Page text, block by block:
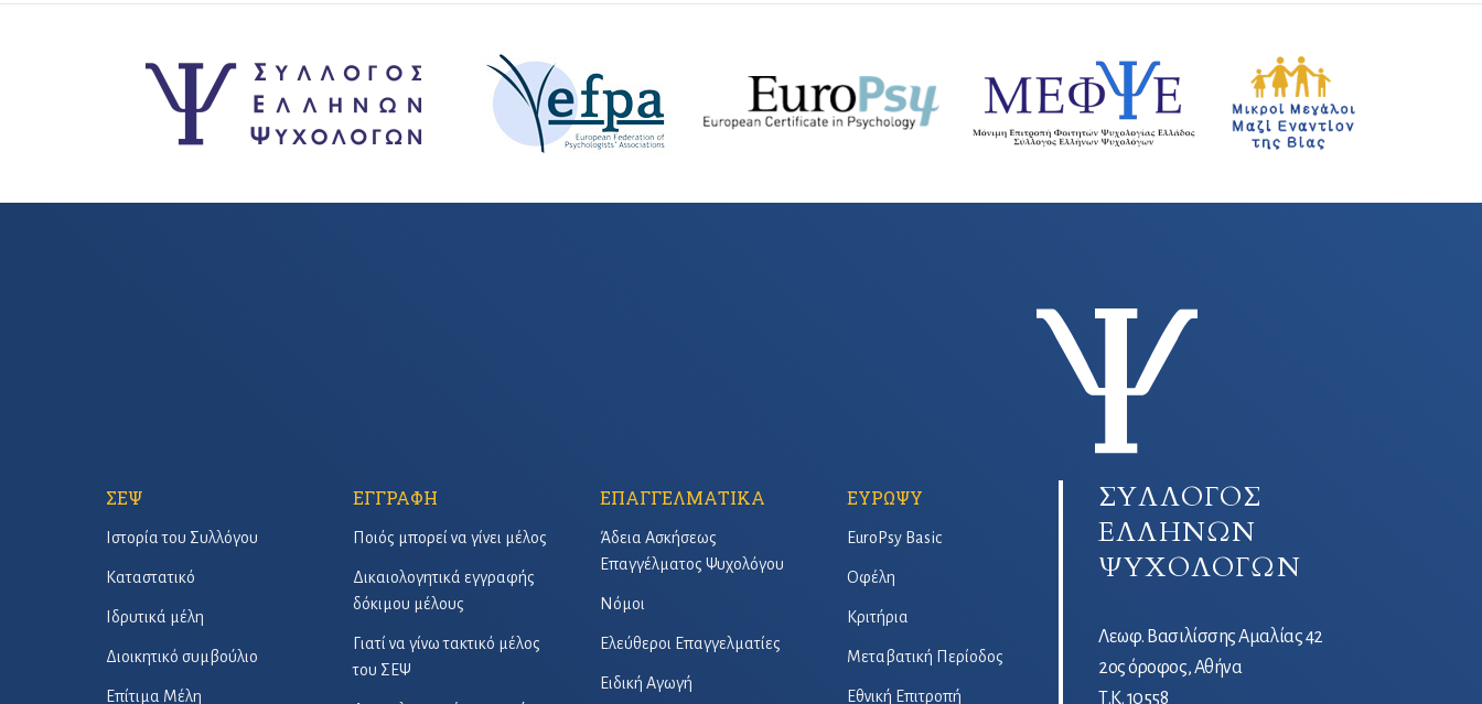
ΣΥΛΛΟΓΟΣ
ΕΛΛΗΝΩΝ
ΨΥΧΟΛΟΓΩΝ
Λεωφ. Βασιλίσσης Αμαλίας 42
2ος όροφος, Αθήνα
Τ.Κ. 10558
ΣΕΨ
Ιστορία του Συλλόγου
Καταστατικό
Ιδρυτικά μέλη
Διοικητικό συμβούλιο
Επίτιμα Μέλη
ΕΓΓΡΑΦΗ
Ποιός μπορεί να γίνει μέλος
Δικαιολογητικά εγγραφής
δόκιμου μέλους
Γιατί να γίνω τακτικό μέλος
του ΣΕΨ
ΕΠΑΓΓΕΛΜΑΤΙΚΑ
Άδεια Ασκήσεως
Επαγγέλματος Ψυχολόγου
Νόμοι
Ελεύθεροι Επαγγελματίες
Ειδική Αγωγή
ΕΥΡΩΨΥ
EuroPsy Basic
Οφέλη
Κριτήρια
Μεταβατική Περίοδος
Εθνική Επιτροπή